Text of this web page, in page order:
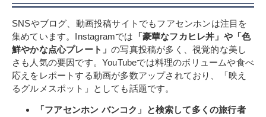
SNSやブログ、動画投稿サイトでもフアセンホンは注目を
集めています。Instagramでは 「豪華なフカヒレ丼」や「色
鮮やかな点心プレート」の写真投稿が多く、視覚的な美し
さも人気の要因です。YouTubeでは料理のボリュームや食べ
応えをレポートする動画が多数アップされており、「映え
るグルメスポット」としても話題です。
「フアセンホン バンコク」と検索して多くの旅行者